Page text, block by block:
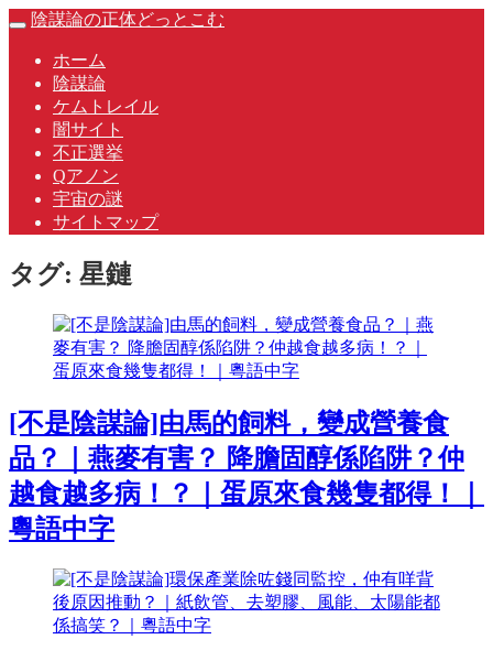
Skip
content
Toggle
陰謀論の正体どっとこむ
ホーム
陰謀論
ケムトレイル
闇サイト
不正選挙
Qアノン
宇宙の謎
サイトマップ
タグ: 星鏈
[不是陰謀論]由馬的飼料，變成營養食
品？｜燕麥有害？ 降膽固醇係陷阱？仲
越食越多病！？｜蛋原來食幾隻都得！｜
粵語中字